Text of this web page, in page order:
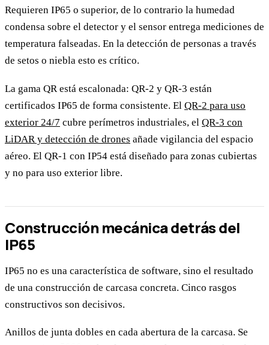
Requieren IP65 o superior, de lo contrario la humedad
condensa sobre el detector y el sensor entrega mediciones de
temperatura falseadas. En la detección de personas a través
de setos o niebla esto es crítico.
La gama QR está escalonada: QR-2 y QR-3 están
certificados IP65 de forma consistente. El QR-2 para uso
exterior 24/7 cubre perímetros industriales, el QR-3 con
LiDAR y detección de drones añade vigilancia del espacio
aéreo. El QR-1 con IP54 está diseñado para zonas cubiertas
y no para uso exterior libre.
Construcción mecánica detrás del
IP65
IP65 no es una característica de software, sino el resultado
de una construcción de carcasa concreta. Cinco rasgos
constructivos son decisivos.
Anillos de junta dobles en cada abertura de la carcasa. Se